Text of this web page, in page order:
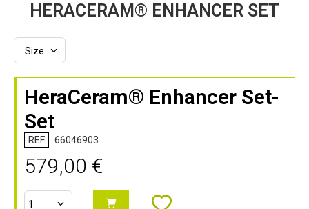
Anfang
Bildergalerie
springen
HERACERAM® ENHANCER SET
HeraCeram® Enhancer Set-
Set
REF 66046903
579,00 €